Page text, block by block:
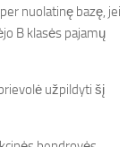
nuolatinę bazę, jei
B klasės pajamų
užpildyti šį